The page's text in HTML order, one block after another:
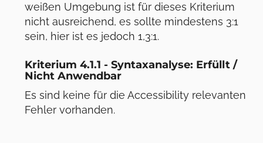
weißen Umgebung ist für dieses Kriterium
nicht ausreichend, es sollte mindestens 3:1
sein, hier ist es jedoch 1,3:1.
Kriterium 4.1.1 - Syntaxanalyse: Erfüllt /
Nicht Anwendbar
Es sind keine für die Accessibility relevanten
Fehler vorhanden.